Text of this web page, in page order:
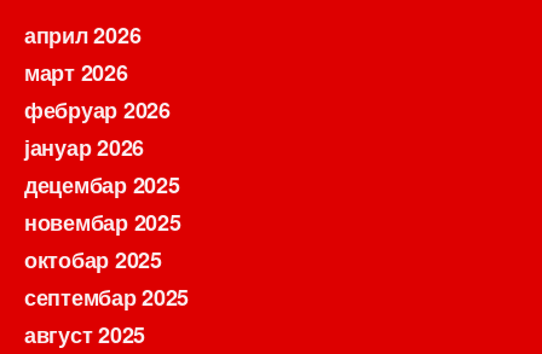
април 2026
март 2026
фебруар 2026
јануар 2026
децембар 2025
новембар 2025
октобар 2025
септембар 2025
август 2025